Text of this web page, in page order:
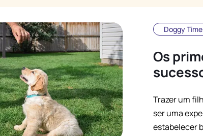
Doggy Time
Os
Trazer um
ser uma
estabelecer